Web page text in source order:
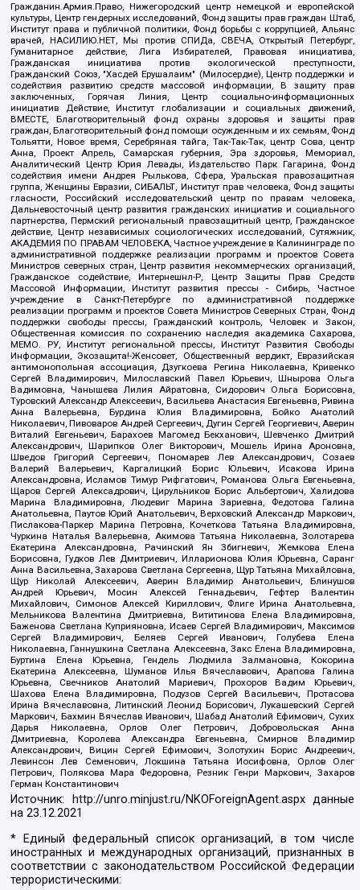
Гражданин.Армия.Право, Нижегородский центр немецкой и европейской
культуры, Центр гендерных исследований, Фонд защиты прав граждан Штаб,
Институт права и публичной политики, Фонд борьбы с коррупцией, Альянс
врачей, НАСИЛИЮ.НЕТ, Мы против СПИДа, СВЕЧА, Открытый Петербург,
Гуманитарное действие, Лига Избирателей, Правовая инициатива,
Гражданская инициатива против экологической преступности,
Гражданский Союз, "Хасдей Ерушалаим" (Милосердие), Центр поддержки и
содействия развитию средств массовой информации, В защиту прав
заключенных, Горячая Линия, Центр социально-информационных
инициатив Действие, Институт глобализации и социальных движений,
ВМЕСТЕ, Благотворительный фонд охраны здоровья и защиты прав
граждан, Благотворительный фонд помощи осужденным и их семьям, Фонд
Тольятти, Новое время, Серебряная тайга, Так-Так-Так, центр Сова, центр
Анна, Проект Апрель, Самарская губерния, Эра здоровья, Мемориал,
Аналитический Центр Юрия Левады, Издательство Парк Гагарина, Фонд
содействия имени Андрея Рылькова, Сфера, Уральская правозащитная
группа, Женщины Евразии, СИБАЛЬТ, Институт прав человека, Фонд защиты
гласности, Российский исследовательский центр по правам человека,
Дальневосточный центр развития гражданских инициатив и социального
партнерства, Пермский региональный правозащитный центр, Гражданское
действие, Центр независимых социологических исследований, Сутяжник,
АКАДЕМИЯ ПО ПРАВАМ ЧЕЛОВЕКА, Частное учреждение в Калининграде по
административной поддержке реализации программ и проектов Совета
Министров северных стран, Центр развития некоммерческих организаций,
Гражданское содействие, Интернешнл-Р, Центр Защиты Прав Средств
Массовой Информации, Институт развития прессы - Сибирь, Частное
учреждение в Санкт-Петербурге по административной поддержке
реализации программ и проектов Совета Министров Северных Стран, Фонд
поддержки свободы прессы, Гражданский контроль, Человек и Закон,
Общественная комиссия по сохранению наследия академика Сахарова,
МЕМО. РУ, Институт региональной прессы, Институт Развития Свободы
Информации, Экозащита!-Женсовет, Общественный вердикт, Евразийская
антимонопольная ассоциация, Дзугкоева Регина Николаевна, Кривенко
Сергей Владимирович, Милославский Павел Юрьевич, Шнырова Ольга
Вадимовна, Чанышева Лилия Айратовна, Сидорович Ольга Борисовна,
Туровский Александр Алексеевич, Васильева Анастасия Евгеньевна, Ривина
Анна Валерьевна, Бурдина Юлия Владимировна, Бойко Анатолий
Николаевич, Пивоваров Андрей Сергеевич, Дугин Сергей Георгиевич, Аверин
Виталий Евгеньевич, Барахоев Магомед Бекханович, Шевченко Дмитрий
Александрович, Шарипков Олег Викторович, Мошель Ирина Ароновна,
Шведов Григорий Сергеевич, Пономарев Лев Александрович, Созаев
Валерий Валерьевич, Каргалицкий Борис Юльевич, Исакова Ирина
Александровна, Исламов Тимур Рифгатович, Романова Ольга Евгеньевна,
Щаров Сергей Алексадрович, Цирульников Борис Альбертович, Халидова
Марина Владимировна, Людевиг Марина Зариевна, Федотова Галина
Анатольевна, Паутов Юрий Анатольевич, Верховский Александр Маркович,
Пислакова-Паркер Марина Петровна, Кочеткова Татьяна Владимировна,
Чуркина Наталья Валерьевна, Акимова Татьяна Николаевна, Золотарева
Екатерина Александровна, Рачинский Ян Збигневич, Жемкова Елена
Борисовна, Гудков Лев Дмитриевич, Илларионова Юлия Юрьевна, Саранг
Анна Васильевна, Захарова Светлана Сергеевна, Щур Татьяна Михайловна,
Щур Николай Алексеевич, Аверин Владимир Анатольевич, Блинушов
Андрей Юрьевич, Мосин Алексей Геннадьевич, Гефтер Валентин
Михайлович, Симонов Алексей Кириллович, Флиге Ирина Анатольевна,
Мельникова Валентина Дмитриевна, Вититинова Елена Владимировна,
Баженова Светлана Куприяновна, Исаев Сергей Владимирович, Максимов
Сергей Владимирович, Беляев Сергей Иванович, Голубева Елена
Николаевна, Ганнушкина Светлана Алексеевна, Закс Елена Владимировна,
Буртина Елена Юрьевна, Гендель Людмила Залмановна, Кокорина
Екатерина Алексеевна, Шуманов Илья Вячеславович, Арапова Галина
Юрьевна, Свечников Анатолий Мариевич, Прохоров Вадим Юрьевич,
Шахова Елена Владимировна, Подузов Сергей Васильевич, Протасова
Ирина Вячеславовна, Литинский Леонид Борисович, Лукашевский Сергей
Маркович, Бахмин Вячеслав Иванович, Шабад Анатолий Ефимович, Сухих
Дарья Николаевна, Орлов Олег Петрович, Добровольская Анна
Дмитриевна, Королева Александра Евгеньевна, Смирнов Владимир
Александрович, Вицин Сергей Ефимович, Золотухин Борис Андреевич,
Левинсон Лев Семенович, Локшина Татьяна Иосифовна, Орлов Олег
Петрович, Полякова Мара Федоровна, Резник Генри Маркович, Захаров
Герман Константинович
Источник: http://unro.minjust.ru/NKOForeignAgent.aspxданные
на23.12.2021
* Единый федеральный список организаций, в том числе
иностранных и международных организаций, признанных в
соответствии с законодательством Российской Федерации
террористическими: